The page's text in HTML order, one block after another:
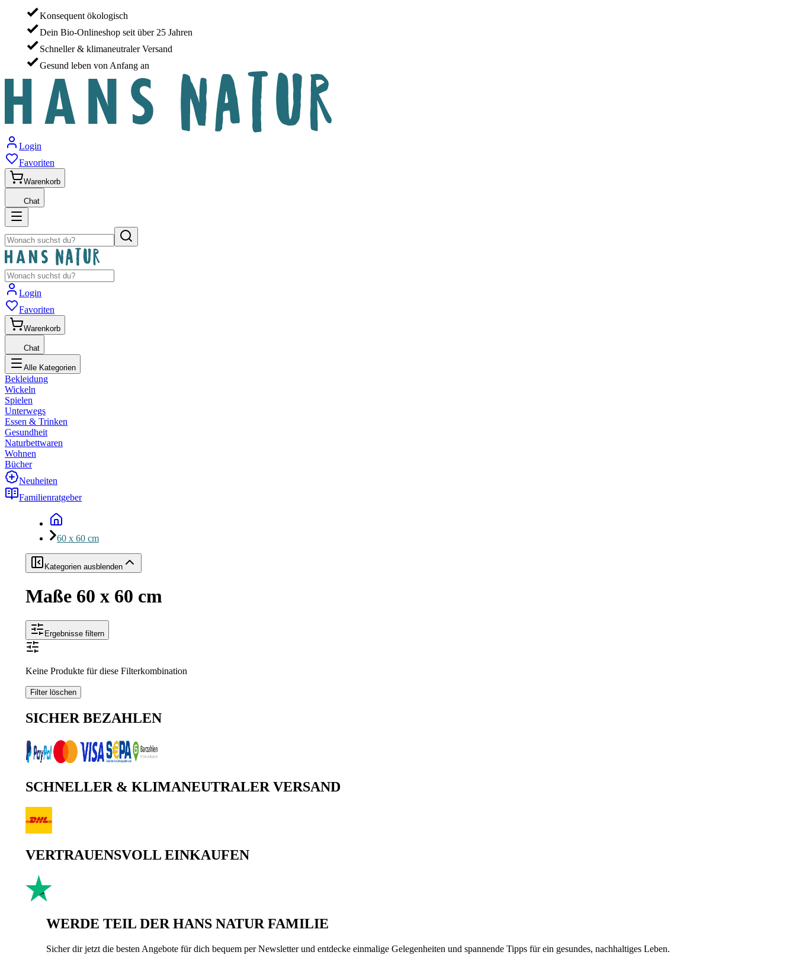
Konsequent ökologisch
Dein Bio-Onlineshop seit über 25 Jahren
Schneller & klimaneutraler Versand
Gesund leben von Anfang an
Login
Favoriten
Warenkorb
Chat
Login
Favoriten
Warenkorb
Chat
Alle Kategorien
Bekleidung
Wickeln
Spielen
Unterwegs
Essen & Trinken
Gesundheit
Naturbettwaren
Wohnen
Bücher
Neuheiten
Familienratgeber
60 x 60 cm
Kategorien ausblenden
Maße 60 x 60 cm
Ergebnisse filtern
Keine Produkte für diese Filterkombination
Filter löschen
SICHER BEZAHLEN
SCHNELLER & KLIMANEUTRALER VERSAND
VERTRAUENSVOLL EINKAUFEN
WERDE TEIL DER HANS NATUR FAMILIE
Sicher dir jetzt die besten Angebote für dich bequem per Newsletter und entdecke einmalige Gelegenheiten und spannende Tipps für ein gesundes, nachhaltiges Leben.